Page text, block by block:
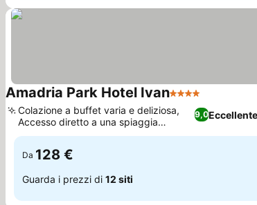
Amadria Park Hotel Ivan4 Stelle
9,0Eccellente
Colazione a buffet varia e deliziosa,
Accesso diretto a una spiaggia
incontaminata
Da 128 €
Guarda i prezzi di 12 siti